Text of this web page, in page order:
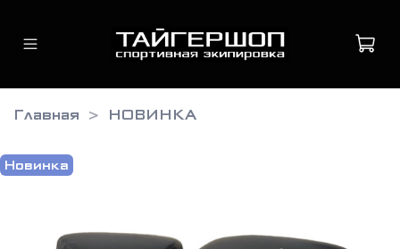
Главная НОВИНКА
Новинка